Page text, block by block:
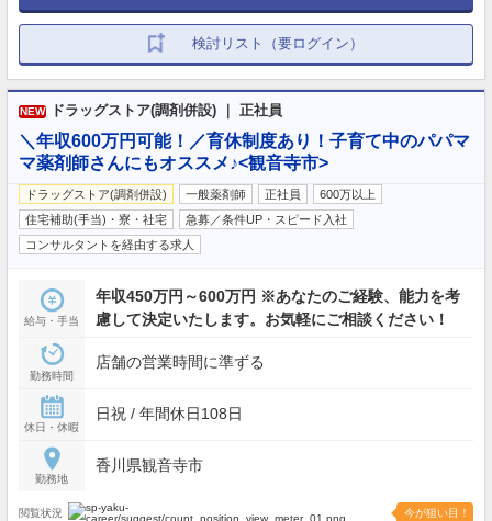
検討リスト（要ログイン）
NEW ドラッグストア(調剤併設) ｜ 正社員
＼年収600万円可能！／育休制度あり！子育て中のパパマ
マ薬剤師さんにもオススメ♪<観音寺市>
ドラッグストア(調剤併設) 一般薬剤師 正社員
600万以上
住宅補助(手当)・寮・社宅
急募／条件UP・スピード入社
コンサルタントを経由する求人
給与・手当
年収450万円～600万円 ※あなたのご経験、能力を考
慮して決定いたします。お気軽にご相談ください！
勤務時間
店舗の営業時間に準ずる
休日・休暇
日祝 / 年間休日108日
勤務地
香川県観音寺市
閲覧状況 今が狙い目！